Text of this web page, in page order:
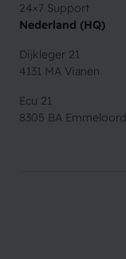
24×7 Support
Nederland (HQ)
Dijkleger 21
4131 MA Vianen
Ecu 21
8305 BA Emmeloord